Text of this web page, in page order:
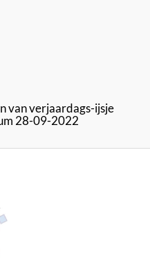
van verjaardags-ijsje
28-09-2022